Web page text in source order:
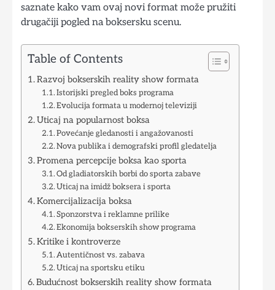
saznate kako vam ovaj novi format može pružiti
drugačiji pogled na boksersku scenu.
Table of Contents
Razvoj bokserskih reality show formata
Istorijski pregled boks programa
Evolucija formata u modernoj televiziji
Uticaj na popularnost boksa
Povećanje gledanosti i angažovanosti
Nova publika i demografski profil gledatelja
Promena percepcije boksa kao sporta
Od gladiatorskih borbi do sporta zabave
Uticaj na imidž boksera i sporta
Komercijalizacija boksa
Sponzorstva i reklamne prilike
Ekonomija bokserskih show programa
Kritike i kontroverze
Autentičnost vs. zabava
Uticaj na sportsku etiku
Budućnost bokserskih reality show formata